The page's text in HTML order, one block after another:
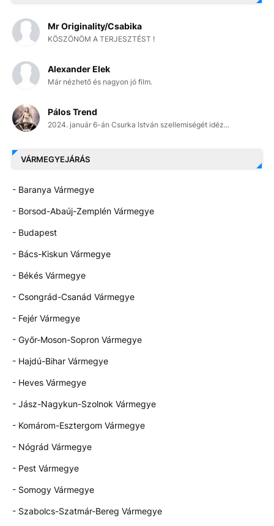
Mr Originality/Csabika
KÖSZÖNÖM A TERJESZTÉST !
Alexander Elek
Már nézhető és nagyon jó film.
Pálos Trend
2024. január 6-án Csurka István szellemiségét idéz...
VÁRMEGYEJÁRÁS
- Baranya Vármegye
- Borsod-Abaúj-Zemplén Vármegye
- Budapest
- Bács-Kiskun Vármegye
- Békés Vármegye
- Csongrád-Csanád Vármegye
- Fejér Vármegye
- Győr-Moson-Sopron Vármegye
- Hajdú-Bihar Vármegye
- Heves Vármegye
- Jász-Nagykun-Szolnok Vármegye
- Komárom-Esztergom Vármegye
- Nógrád Vármegye
- Pest Vármegye
- Somogy Vármegye
- Szabolcs-Szatmár-Bereg Vármegye